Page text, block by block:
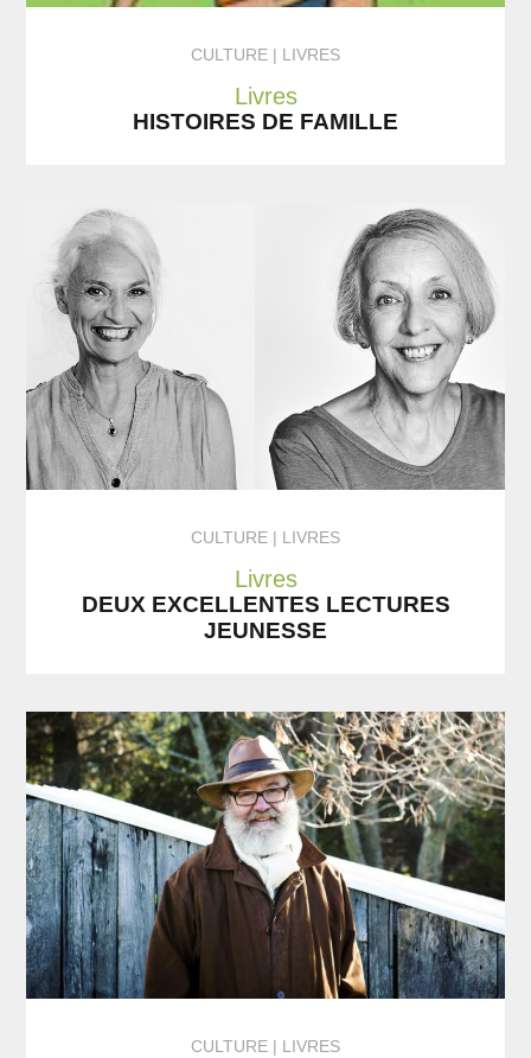
CULTURE LIVRES
Livres
HISTOIRES DE FAMILLE
CULTURE LIVRES
Livres
DEUX EXCELLENTES LECTURES
JEUNESSE
CULTURE LIVRES